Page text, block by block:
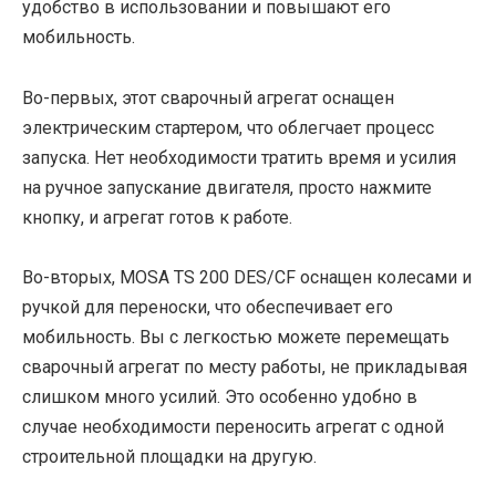
удобство в использовании и повышают его
мобильность.
Во-первых, этот сварочный агрегат оснащен
электрическим стартером, что облегчает процесс
запуска. Нет необходимости тратить время и усилия
на ручное запускание двигателя, просто нажмите
кнопку, и агрегат готов к работе.
Во-вторых, MOSA TS 200 DES/CF оснащен колесами и
ручкой для переноски, что обеспечивает его
мобильность. Вы с легкостью можете перемещать
сварочный агрегат по месту работы, не прикладывая
слишком много усилий. Это особенно удобно в
случае необходимости переносить агрегат с одной
строительной площадки на другую.